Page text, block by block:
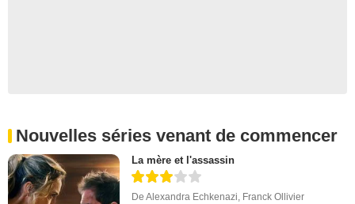
Nouvelles séries venant de commencer
La mère et l'assassin
DeAlexandra Echkenazi, Franck Ollivier